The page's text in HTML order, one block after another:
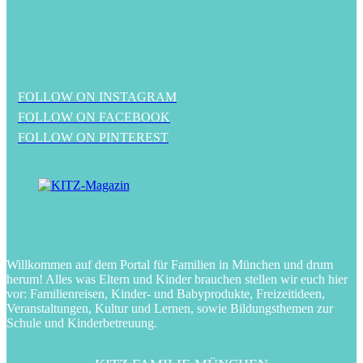
FOLLOW ON INSTAGRAM
FOLLOW ON FACEBOOK
FOLLOW ON PINTEREST
Willkommen auf dem Portal für Familien in München und drum
herum! Alles was Eltern und Kinder brauchen stellen wir euch hier
vor: Familienreisen, Kinder- und Babyprodukte, Freizeitideen,
Veranstaltungen, Kultur und Lernen, sowie Bildungsthemen zur
Schule und Kinderbetreuung.